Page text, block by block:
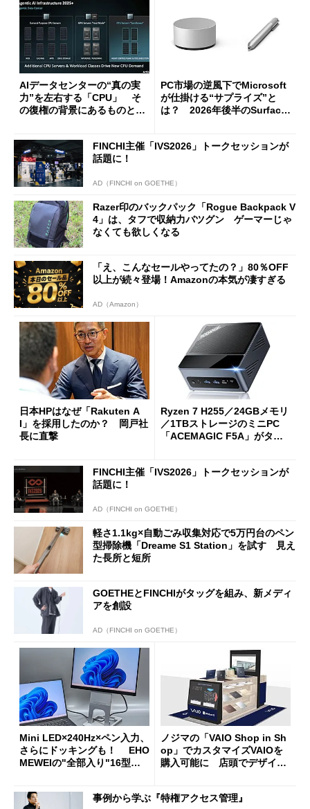
AIデータセンターの“真の実
力”を左右する「CPU」 そ
の復権の背景にあるものと
PC市場の逆風下でMicrosoft
が仕掛ける“サプライズ”と
は？ 2026年後半のSurface
FINCHI主催「IVS2026」トークセッションが
話題に！
AD（FINCHI on GOETHE）
Razer印のバックパック「Rogue Backpack V
4」は、タフで収納力バツグン ゲーマーじゃ
なくても欲しくなる
「え、こんなセールやってたの？」80％OFF
以上が続々登場！Amazonの本気が凄すぎる
AD（Amazon）
日本HPはなぜ「Rakuten A
I」を採用したのか？ 岡戸社
長に直撃
Ryzen 7 H255／24GBメモリ
／1TBストレージのミニPC
「ACEMAGIC F5A」がタイ
FINCHI主催「IVS2026」トークセッションが
話題に！
AD（FINCHI on GOETHE）
軽さ1.1kg×自動ごみ収集対応で5万円台のペン
型掃除機「Dreame S1 Station」を試す 見え
た長所と短所
GOETHEとFINCHIがタッグを組み、新メディ
アを創設
AD（FINCHI on GOETHE）
Mini LED×240Hz×ペン入力、
さらにドッキングも！ EHO
MEWEIの"全部入り"16型モ
ノジマの「VAIO Shop in Sh
op」でカスタマイズVAIOを
購入可能に 店頭でデザイン
事例から学ぶ『特権アクセス管理』